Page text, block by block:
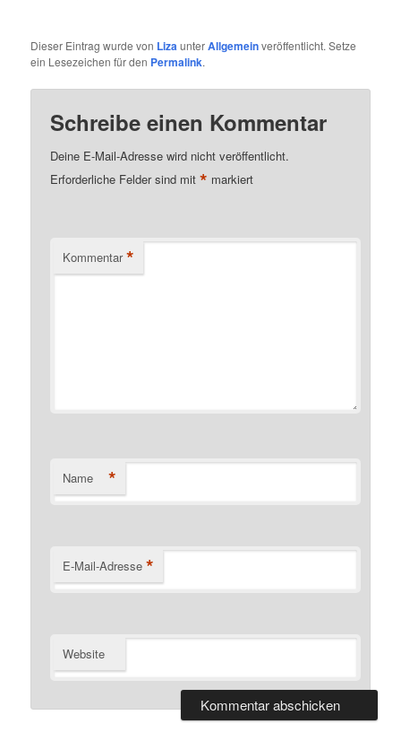
Dieser Eintrag wurde von LizaunterAllgemeinveröffentlicht. Setze
ein Lesezeichen für den Permalink.
Schreibe einen Kommentar
Deine E-Mail-Adresse wird nicht veröffentlicht.
Erforderliche Felder sind mit* markiert
Kommentar *
Name *
E-Mail-Adresse *
Website